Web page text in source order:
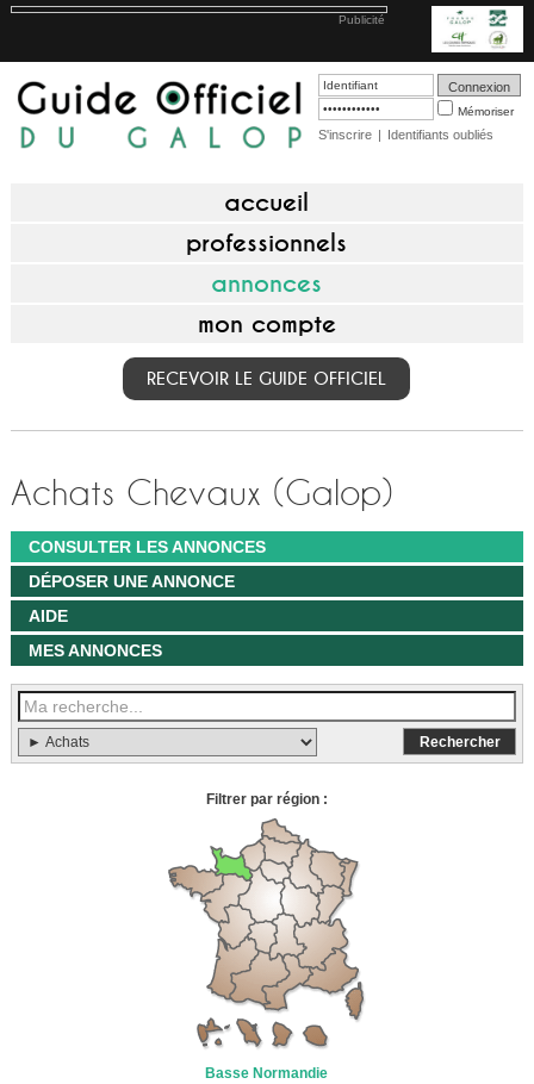
Publicité
Mémoriser
S'inscrire | Identifiants oubliés
accueil
professionnels
annonces
mon compte
RECEVOIR LE GUIDE OFFICIEL
Achats Chevaux (Galop)
CONSULTER LES ANNONCES
DÉPOSER UNE ANNONCE
AIDE
MES ANNONCES
Filtrer par région :
Basse Normandie